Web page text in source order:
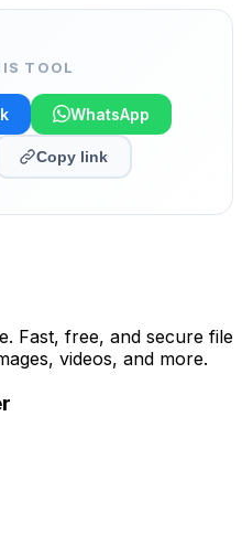
TOOL
WhatsApp
Copy link
Fast, free, and secure file
videos, and more.